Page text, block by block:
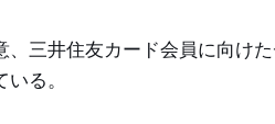
三井住友カード会員に向け
る。